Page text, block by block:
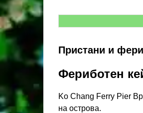
Пристани и
Фериботен
Ko Chang Ferry Pier
на острова.